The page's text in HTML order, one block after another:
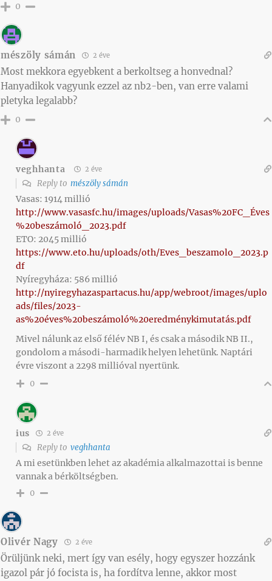
0
mészöly sámán 2 éve
Most mekkora egyebkent a berkoltseg a honvednal?
Hanyadikok vagyunk ezzel az nb2-ben, van erre valami
pletyka legalabb?
0
veghhanta 2 éve
Reply to mészöly sámán
Vasas: 1914 millió
http://www.vasasfc.hu/images/uploads/Vasas%20FC_Éves
%20beszámoló_2023.pdf
ETO: 2045 millió
https://www.eto.hu/uploads/oth/Eves_beszamolo_2023.p
df
Nyíregyháza: 586 millió
http://nyiregyhazaspartacus.hu/app/webroot/images/uplo
ads/files/2023-
as%20éves%20beszámoló%20eredménykimutatás.pdf
Mivel nálunk az első félév NB I, és csak a második NB II.,
gondolom a másodi-harmadik helyen lehetünk. Naptári
évre viszont a 2298 millióval nyertünk.
0
ius 2 éve
Reply to veghhanta
A mi esetünkben lehet az akadémia alkalmazottai is benne
vannak a bérköltségben.
0
Olivér Nagy 2 éve
Örüljünk neki, mert így van esély, hogy egyszer hozzánk
igazol pár jó focista is, ha fordítva lenne, akkor most